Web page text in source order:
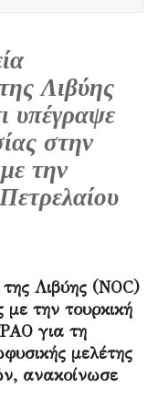
Λιβύης
υπέγραψε
στην
την
Λιβύης (NOC)
την τουρκική
για τη
μελέτης
ανακοίνωσε